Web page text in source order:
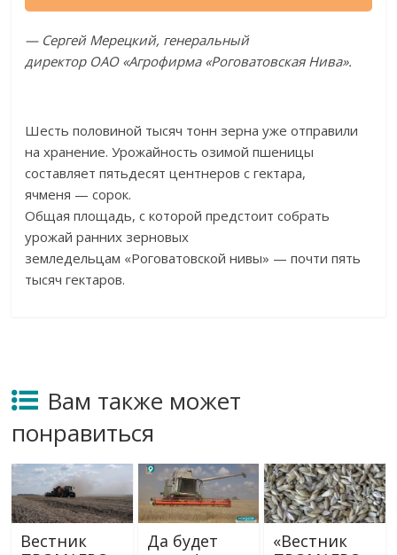
— Сергей Мерецкий, генеральный
директор ОАО «Агрофирма «Роговатовская Нива».
Шесть половиной тысяч тонн зерна уже отправили
на хранение. Урожайность озимой пшеницы
составляет пятьдесят центнеров с гектара,
ячменя — сорок.
Общая площадь, с которой предстоит собрать
урожай ранних зерновых
земледельцам «Роговатовской нивы» — почти пять
тысяч гектаров.
Вам также может
понравиться
Вестник
Да будет
«Вестник